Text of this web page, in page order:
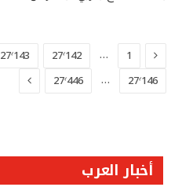
السابق
1
… 27٬142 27٬143
27٬146
… 27٬446 التالي
أخبار العرب